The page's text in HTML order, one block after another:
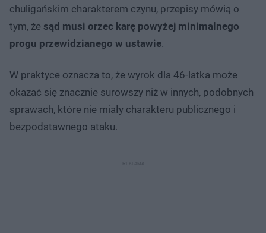
chuligańskim charakterem czynu, przepisy mówią o
tym, że sąd musi orzec karę powyżej minimalnego
progu przewidzianego w ustawie.
W praktyce oznacza to, że wyrok dla 46-latka może
okazać się znacznie surowszy niż w innych, podobnych
sprawach, które nie miały charakteru publicznego i
bezpodstawnego ataku.